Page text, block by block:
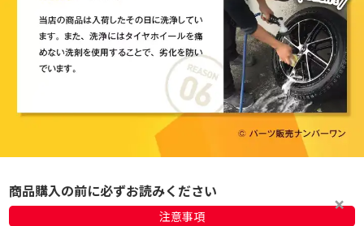
商品購入の前に必ずお読みください
注意事項